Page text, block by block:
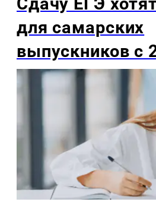
для самарских
выпускников с